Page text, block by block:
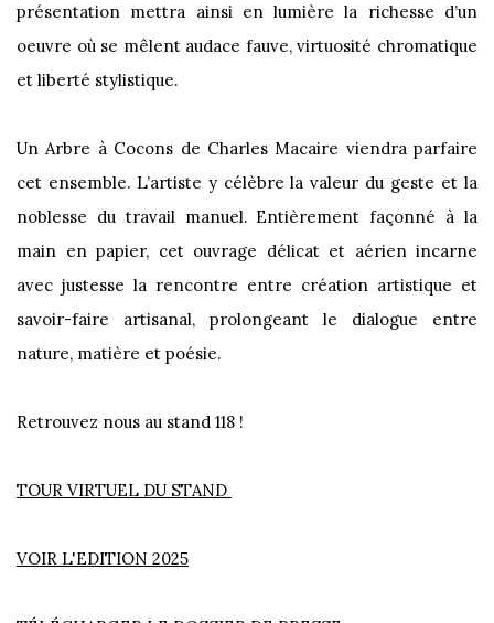
présentation mettra ainsi en lumière la richesse d’un
oeuvre où se mêlent audace fauve, virtuosité chromatique
et liberté stylistique.
Un Arbre à Cocons de Charles Macaire viendra parfaire
cet ensemble. L’artiste y célèbre la valeur du geste et la
noblesse du travail manuel. Entièrement façonné à la
main en papier, cet ouvrage délicat et aérien incarne
avec justesse la rencontre entre création artistique et
savoir-faire artisanal, prolongeant le dialogue entre
nature, matière et poésie.
Retrouvez nous au stand 118 !
TOUR VIRTUEL DU STAND
VOIR L'EDITION 2025